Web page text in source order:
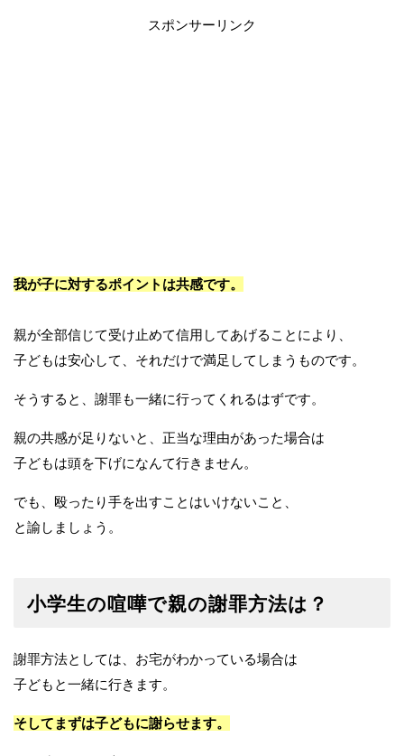
スポンサーリンク
我が子に対するポイントは共感です。
親が全部信じて受け止めて信用してあげることにより、
子どもは安心して、それだけで満足してしまうものです。
そうすると、謝罪も一緒に行ってくれるはずです。
親の共感が足りないと、正当な理由があった場合は
子どもは頭を下げになんて行きません。
でも、殴ったり手を出すことはいけないこと、
と諭しましょう。
小学生の喧嘩で親の謝罪方法は？
謝罪方法としては、お宅がわかっている場合は
子どもと一緒に行きます。
そしてまずは子どもに謝らせます。